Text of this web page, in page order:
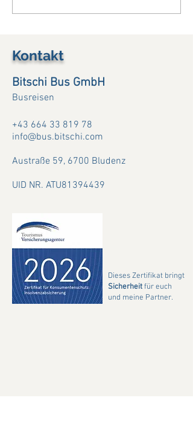
Viamala Notte...25.7.+3.8.+
Kontakt
Bitschi Bus GmbH
Busreisen
+43 664 33 819 78
info@bus.bitschi.com
Austraße 59, 6700 Bludenz
UID NR. ATU81394439
Dieses Zertifikat bringt
Sicherheitfür euch
und meine Partner.